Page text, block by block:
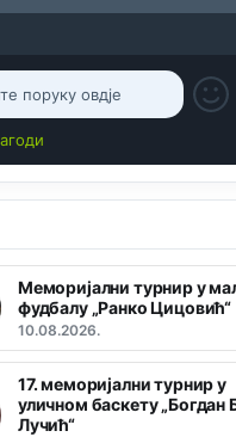
Меморијални турнир у
фудбалу „Ранко Цицовић“
10.08.2026.
17. меморијални турнир у
уличном баскету „Богдан
Лучић“